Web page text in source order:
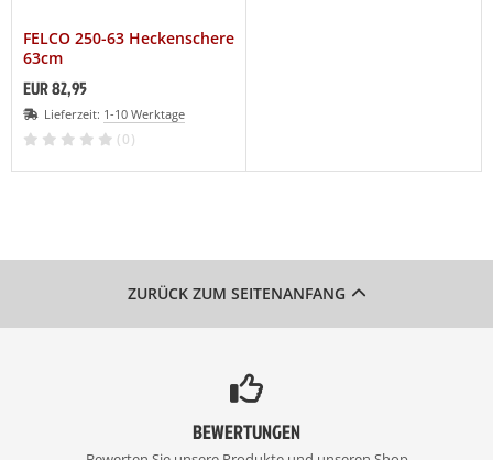
FELCO 250-63 Heckenschere
63cm
EUR 82,95
Lieferzeit: 1-10 Werktage
(0)
ZURÜCK ZUM SEITENANFANG
BEWERTUNGEN